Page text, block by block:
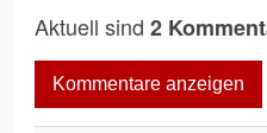
Aktuell sind 2
Kommentare anzeigen